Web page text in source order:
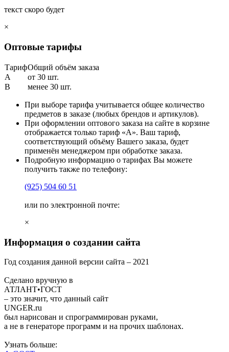
текст скоро будет
×
Оптовые тарифы
ТарифОбщий объём заказа
A
от 30 шт.
B
менее 30 шт.
При выборе тарифа учитывается общее количество
предметов в заказе (любых брендов и артикулов).
При оформлении оптового заказа на сайте в корзине
отображается только тариф «А». Ваш тариф,
соответствующий объёму Вашего заказа, будет
применён менеджером при обработке заказа.
Подробную информацию о тарифах Вы можете
получить также по телефону:
(925) 504 60 51
или по электронной почте:
×
Информация о создании сайта
Год создания данной версии сайта – 2021
Сделано вручную в
АТЛАНТ•ГОСТ
– это значит, что данный сайт
UNGER.ru
был нарисован и спрограммирован руками,
а не в генераторе программ и на прочих шаблонах.
Узнать больше: